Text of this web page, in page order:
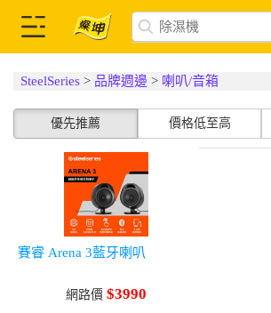
SteelSeries > 品牌週邊 > 喇叭/音箱
優先推薦 價格低至高
賽睿 Arena 3藍牙喇叭
網路價 $3990